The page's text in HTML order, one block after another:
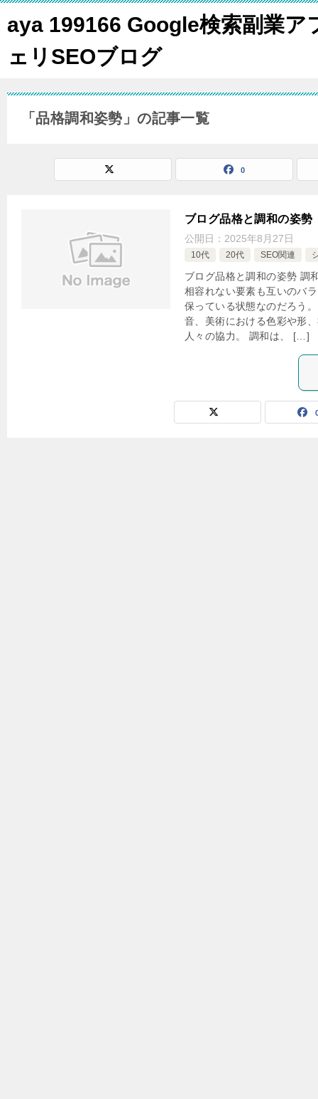
aya 199166 Google検索副業ア
ェリSEOブログ
「品格調和姿勢」の記事一覧
0
ブログ品格と調和の姿勢
公開日： 2025年8月27日
10代 20代 SEO関連
ブログ品格と調和の姿勢 調
相容れない要素も互いのバ
保っている状態なのだろう
音、美術における色彩や形
人々の協力。 調和は、 […]